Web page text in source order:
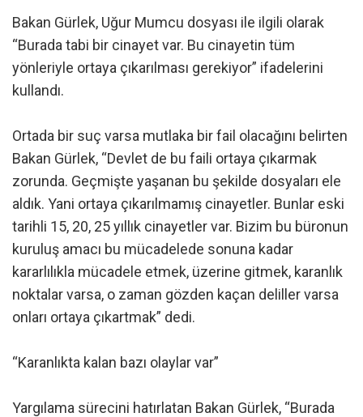
Bakan Gürlek, Uğur Mumcu dosyası ile ilgili olarak
“Burada tabi bir cinayet var. Bu cinayetin tüm
yönleriyle ortaya çıkarılması gerekiyor” ifadelerini
kullandı.
Ortada bir suç varsa mutlaka bir fail olacağını belirten
Bakan Gürlek, “Devlet de bu faili ortaya çıkarmak
zorunda. Geçmişte yaşanan bu şekilde dosyaları ele
aldık. Yani ortaya çıkarılmamış cinayetler. Bunlar eski
tarihli 15, 20, 25 yıllık cinayetler var. Bizim bu büronun
kuruluş amacı bu mücadelede sonuna kadar
kararlılıkla mücadele etmek, üzerine gitmek, karanlık
noktalar varsa, o zaman gözden kaçan deliller varsa
onları ortaya çıkartmak” dedi.
“Karanlıkta kalan bazı olaylar var”
Yargılama sürecini hatırlatan Bakan Gürlek, “Burada